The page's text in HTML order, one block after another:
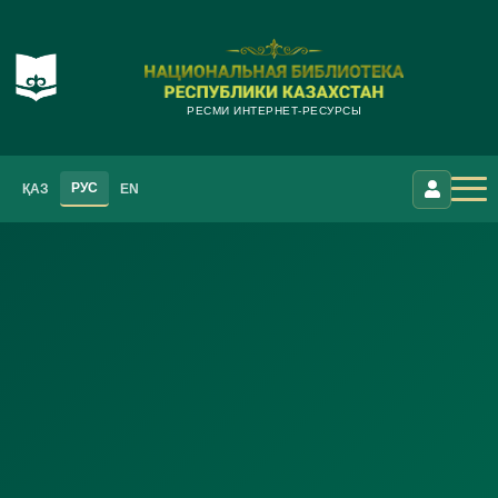
РЕСМИ ИНТЕРНЕТ-РЕСУРСЫ
ҚАЗ РУС EN